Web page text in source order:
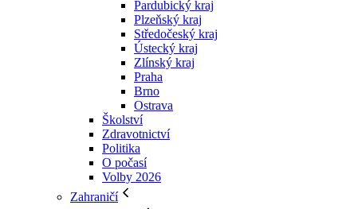
Pardubický kraj
Plzeňský kraj
Středočeský kraj
Ústecký kraj
Zlínský kraj
Praha
Brno
Ostrava
Školství
Zdravotnictví
Politika
O počasí
Volby 2026
Zahraničí